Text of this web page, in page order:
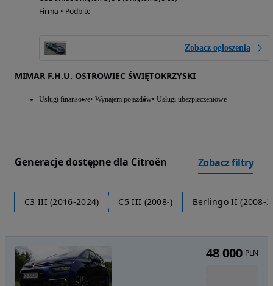
Firma • Podbite
Zobacz ogłoszenia
MIMAR F.H.U. OSTROWIEC ŚWIĘTOKRZYSKI
Usługi finansowe Wynajem pojazdów Usługi ubezpieczeniowe
Generacje dostępne dla Citroën Zobacz filtry
C3 III (2016-2024) C5 III (2008-) Berlingo II (2008-
48 000 PLN